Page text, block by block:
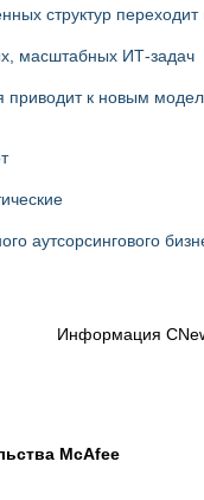
структур переходит
масштабных ИТ-задач
приводит к новым
аутсорсингового
Информация
McAfee